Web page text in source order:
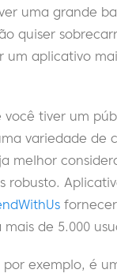
uma grande
quiser
um aplicativo
você tiver um
variedade de
melhor
robusto.
de 5.000
por exemplo, é